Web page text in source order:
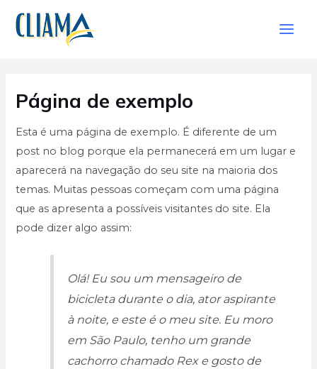
para
Página de exemplo
Esta é uma página de exemplo. É diferente de um
post no blog porque ela permanecerá em um lugar e
aparecerá na navegação do seu site na maioria dos
temas. Muitas pessoas começam com uma página
que as apresenta a possíveis visitantes do site. Ela
pode dizer algo assim:
Olá! Eu sou um mensageiro de
bicicleta durante o dia, ator aspirante
à noite, e este é o meu site. Eu moro
em São Paulo, tenho um grande
cachorro chamado Rex e gosto de